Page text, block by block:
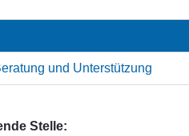
und Unterstützung
Stelle: